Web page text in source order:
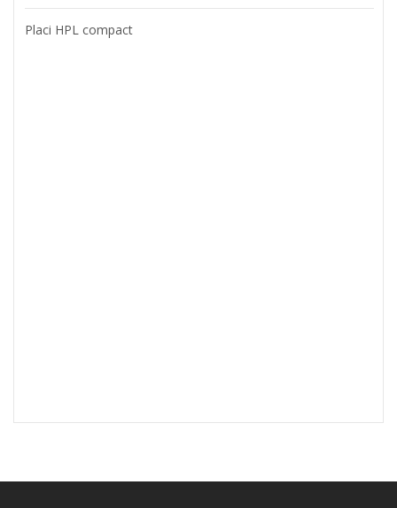
Placi HPL compact